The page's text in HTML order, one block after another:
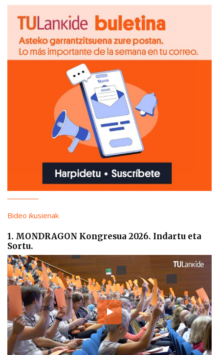
Bideo ikusienak
1. MONDRAGON Kongresua 2026. Indartu eta
Sortu.